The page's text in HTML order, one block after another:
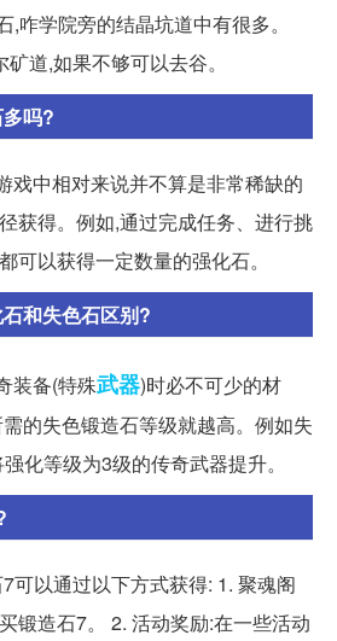
,咋学院旁的结晶坑道中有很多。
道,如果不够可以去谷。
吗?
戏中相对来说并不算是非常稀缺的
获得。例如,通过完成任务、进行挑
可以获得一定数量的强化石。
和失色石区别?
装备(特殊武器)时必不可少的材
的失色锻造石等级就越高。例如失
化等级为3级的传奇武器提升。
可以通过以下方式获得: 1. 聚魂阁
锻造石7。 2. 活动奖励:在一些活动